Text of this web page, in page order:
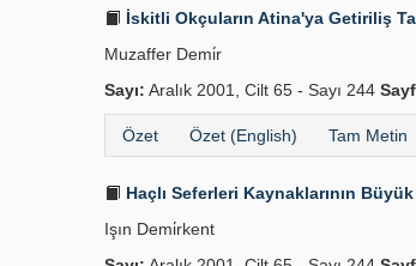
İskitli Okçuların Atina'ya Getiriliş
Muzaffer Demi̇r
Sayı: Aralık 2001, Cilt 65 - Sayı 244
Özet Özet (English) Tam Metin
Haçlı Seferleri Kaynaklarının
Işın Demi̇rkent